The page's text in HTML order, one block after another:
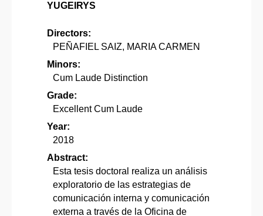
YUGEIRYS
Directors:
PEÑAFIEL SAIZ, MARIA CARMEN
Minors:
Cum Laude Distinction
Grade:
Excellent Cum Laude
Year:
2018
Abstract:
Esta tesis doctoral realiza un análisis
exploratorio de las estrategias de
comunicación interna y comunicación
externa a través de la Oficina de